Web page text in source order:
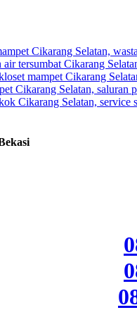
Cikarang Selatan,
tersumbat Cikarang
mampet Cikarang
Cikarang Selatan,
Cikarang Selatan,